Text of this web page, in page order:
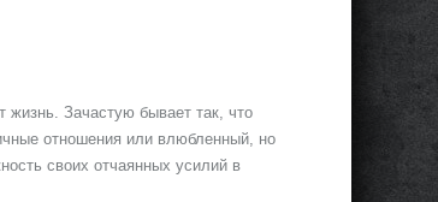
Зачастую бывает так, что
отношения или влюбленный, но
своих отчаянных усилий в